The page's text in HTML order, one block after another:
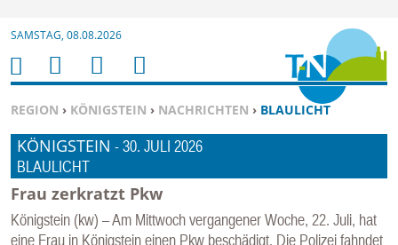
Zum Inhalt springen ↓
SAMSTAG, 08.08.2026
SIE BEFINDEN SICH HIER:
REGION › KÖNIGSTEIN › NACHRICHTEN › BLAULICHT
KÖNIGSTEIN -30. JULI 2026
BLAULICHT
Frau zerkratzt Pkw
Königstein (kw) – Am Mittwoch vergangener Woche, 22. Juli, hat
eine Frau in Königstein einen Pkw beschädigt. Die Polizei fahndet
H
O
M
E
M
E
N
U
S
U
C
H
E
N
B
E
N
U
T
Z
E